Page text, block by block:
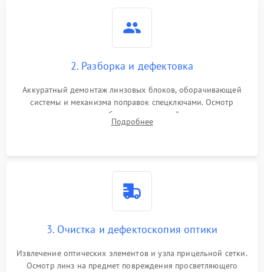
2. Разборка и дефектовка
Аккуратный демонтаж линзовых блоков, оборачивающей
системы и механизма поправок спецключами. Осмотр
внутренних резьбовых соединений, пружин и
уплотнительных колец. Поиск причин люфта, смещения
Подробнее
3. Очистка и дефектоскопия оптики
Извлечение оптических элементов и узла прицельной сетки.
Осмотр линз на предмет повреждения просветляющего